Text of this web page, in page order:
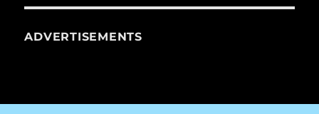
ADVERTISEMENTS